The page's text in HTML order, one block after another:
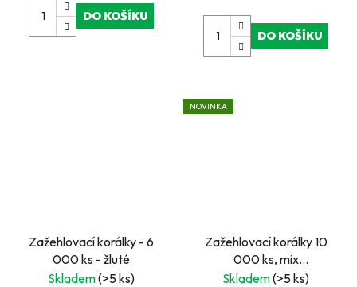
DO KOŠÍKU
DO KOŠÍKU
Zažehlovací korálky - 6
000 ks - žluté
Skladem(>5 ks)
NOVINKA
Zažehlovací korálky 10
000 ks, mix
transparentní barvy
Skladem(>5 ks)